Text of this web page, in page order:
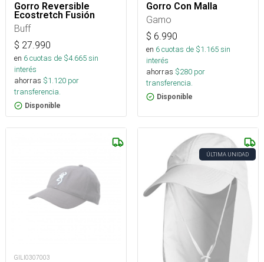
Gorro Reversible
Ecostretch Fusión
Buff
$ 27.990
en 6cuotas de $4.665sin
interés
ahorras $1.120 por
transferencia.
Disponible
Gorro Con Malla
Gamo
$ 6.990
en 6cuotas de $1.165sin
interés
ahorras $280 por
transferencia.
Disponible
GILI0307003
ÚLTIMA UNIDAD